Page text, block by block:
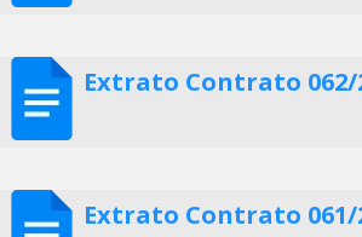
Extrato Contrato 062/
Extrato Contrato 061/